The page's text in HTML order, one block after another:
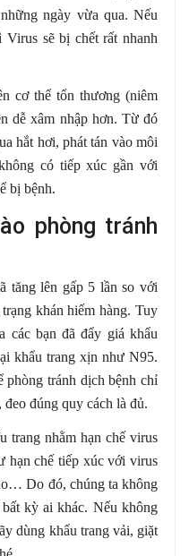
ngày vừa qua. Nếu
sẽ bị chết rất nhanh
cơ thể tổn thương (niêm
dễ xâm nhập hơn. Từ đó
hắt hơi, phát tán vào môi
có tiếp xúc gần với
bị bệnh.
phòng tránh
tăng lên gấp 5 lần so với
khán hiếm hàng. Tuy
các bạn đã đẩy giá khẩu
khẩu trang xịn như N95.
phòng tránh dịch bệnh chỉ
đúng quy cách là đủ.
trang nhằm hạn chế virus
hạn chế tiếp xúc với virus
Do đó, chúng ta không
kỳ ai khác. Nếu không
dùng khẩu trang vải, giặt